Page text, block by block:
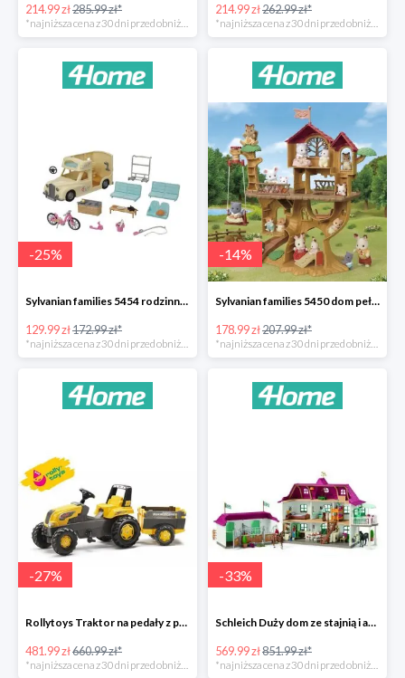
214.99 zł285.99 zł* 214.99 zł262.99 zł*
-25%
Sylvanian families 5454 rodzinny kamper -25%
129.99 zł172.99 zł*
*najniższa cena z 30 dni przed obniżką
-14%
Sylvanian families 5450 dom pełen przygód na drzewie -14%
178.99 zł207.99 zł*
*najniższa cena z 30 dni przed obniżką
-27%
Rollytoys Traktor na pedały z przyczepą Farm Rolly Junior -27%
481.99 zł660.99 zł*
-33%
Schleich Duży dom ze stajnią i akcesoriami -33%
569.99 zł851.99 zł*